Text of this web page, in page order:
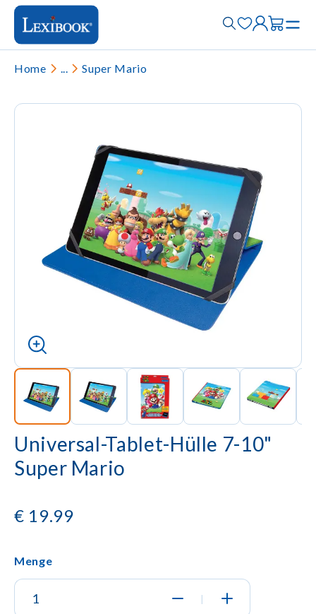
Home ... Super Mario
Universal-Tablet-Hülle 7-10"
Super Mario
€ 19.99
Menge
|